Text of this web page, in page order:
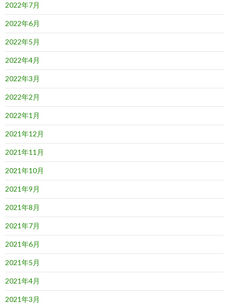
2022年7月
2022年6月
2022年5月
2022年4月
2022年3月
2022年2月
2022年1月
2021年12月
2021年11月
2021年10月
2021年9月
2021年8月
2021年7月
2021年6月
2021年5月
2021年4月
2021年3月